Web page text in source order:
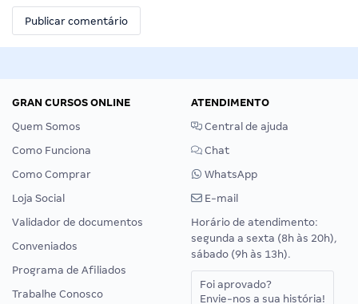
GRAN CURSOS ONLINE
Quem Somos
Como Funciona
Como Comprar
Loja Social
Validador de documentos
Conveniados
Programa de Afiliados
Trabalhe Conosco
ATENDIMENTO
Central de ajuda
Chat
WhatsApp
E-mail
Horário de atendimento:
segunda a sexta (8h às 20h),
sábado (9h às 13h).
Foi aprovado?
Envie-nos a sua história!